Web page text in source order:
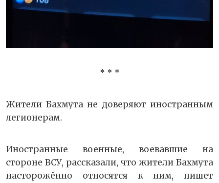
* * *
Жители Бахмута не доверяют иностранным
легионерам.
Иностранные военные, воевавшие на
стороне ВСУ, рассказали, что жители Бахмута
насторожённо относятся к ним, пишет